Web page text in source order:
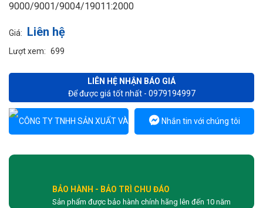
9000/9001/9004/19011:2000
Giá: Liên hệ
Lượt xem: 699
LIÊN HỆ NHẬN BÁO GIÁ
Để được giá tốt nhất - 0979194997
Nhắn tin với chúng tôi
BẢO HÀNH - BẢO TRÌ CHU ĐÁO
Sản phẩm được bảo hành chính hãng lên đến 10 năm